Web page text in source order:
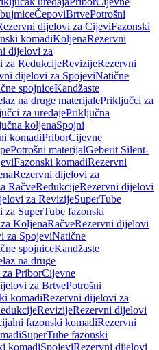
ČepoviBrtvePotrošni
dijelovi za CijeviFazonski
komadiKoljenaRezervni
dijelovi za
za RedukcijeRevizijeRezervni
dijelovi za SpojeviNatične
spojniceKandžaste
na druge materijalePriključci za
za uređajePriključna
koljenaSpojni
komadiPriborCijevne
Potrošni materijalGeberit Silent-
Fazonski komadiRezervni
Rezervni dijelovi za
RačveRedukcijeRezervni dijelovi
za RevizijeSuperTube
SuperTube fazonski
KoljenaRačveRezervni dijelovi
za SpojeviNatične
spojniceKandžaste
na druge
PriborCijevne
za BrtvePotrošni
komadiRezervni dijelovi za
RevizijeRezervni dijelovi
fazonski komadiRezervni
SuperTube fazonski
komadiSpojeviRezervni dijelovi